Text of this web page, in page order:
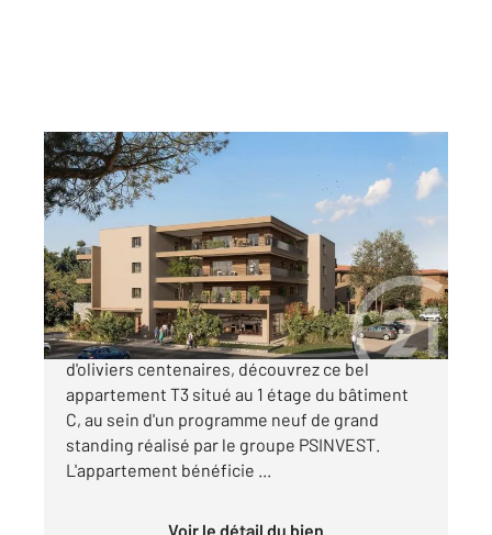
PORTO VECCHIO 201
67,37 m2, 3 pièces
Ref : 1138
Appartement à vendre
314 150 €
Appartement C14 Au cœur d'un parc arboré
d'oliviers centenaires, découvrez ce bel
appartement T3 situé au 1 étage du bâtiment
C, au sein d'un programme neuf de grand
standing réalisé par le groupe PSINVEST.
L'appartement bénéficie ...
Voir le détail du bien